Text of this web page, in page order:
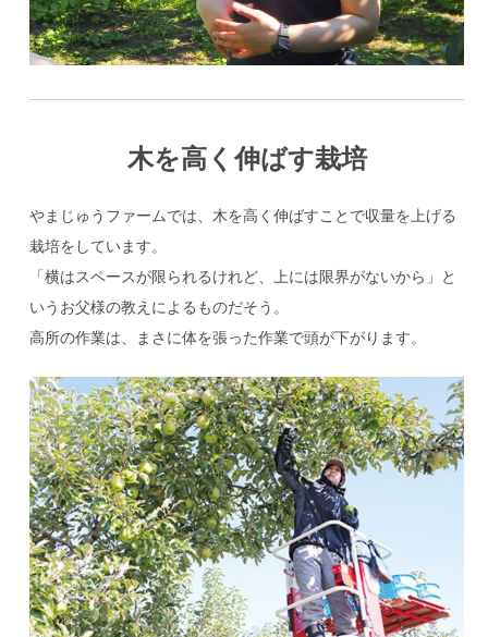
木を高く伸ばす栽培
やまじゅうファームでは、木を高く伸ばすことで収量を上げる
栽培をしています。
「横はスペースが限られるけれど、上には限界がないから」と
いうお父様の教えによるものだそう。
高所の作業は、まさに体を張った作業で頭が下がります。